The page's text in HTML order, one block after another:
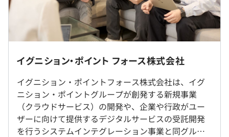
大手ホテル運営会社との連携により、顧客満足度向上を目
的としたコンサルティングを契機に企画を開始。
お客様ご自身のスマートフォンを通して様々なホテルサー
ビスを受けられるシーガイアアプリをリリースしました。
【店舗業務支援サービス「SHOPPERS CLOUD」】
ホームセンター、スーパーマーケット、家電量販店などの
店舗業務の効率化を目的として開発を開始。
さまざまな業種の店舗業務の効率化と業務品質向上に貢献
する店舗業務支援サービス「SHOPPERS CLOUD（ショッ
パーズクラウド）」をリリースしました。
テレワークOK
※ただしプロジェクトにより異なる
就業場所の変更範囲
＜雇入時＞
東京本社、および自宅
＜変更範囲＞
会社の定める場所（テレワークを行う場所を含む）
基本就業時間 10：00～19：00
※ただしプロジェクトにより異なる
平均残業時間：平均10-20時間／月
イグニション・ポイント フォース株式会社
イグニション・ポイントフォース株式会社は、イグ
ニション・ポイントグループが創発する新規事業
（クラウドサービス）の開発や、企業や行政がユー
ザーに向けて提供するデジタルサービスの受託開発
を行うシステムインテグレーション事業と同グルー